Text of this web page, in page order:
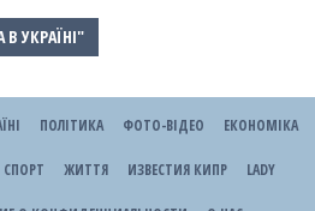
В УКРАЇНІ"
ПОЛІТИКА ФОТО-ВІДЕО ЕКОНОМІКА
СПОРТ ЖИТТЯ ИЗВЕСТИЯ КИПР LADY